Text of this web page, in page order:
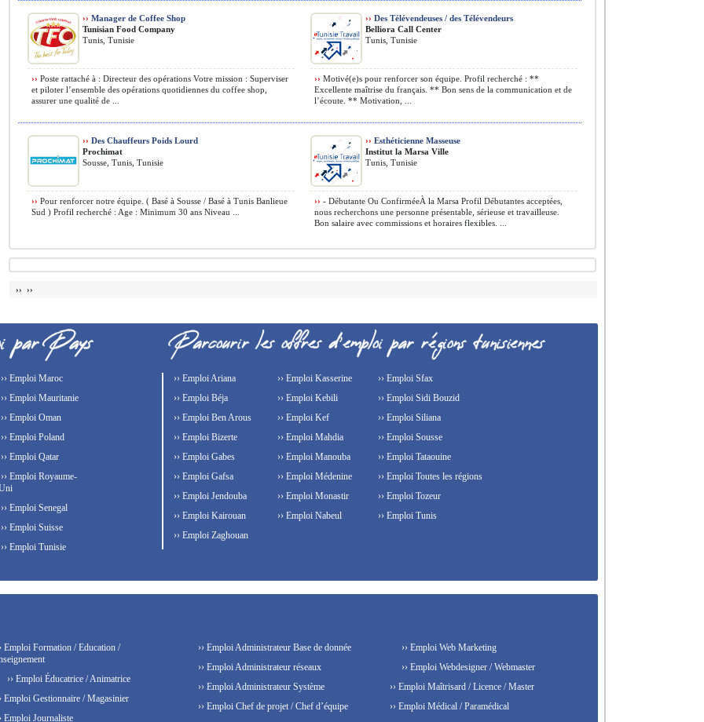
›› Manager de Coffee Shop
Tunisian Food Company
Tunis, Tunisie
›› Poste rattaché à : Directeur des opérations Votre mission : Superviser
et piloter l’ensemble des opérations quotidiennes du coffee shop,
assurer une qualité de ...
›› Des Télévendeuses / des Télévendeurs
Belliora Call Center
Tunis, Tunisie
›› Motivé(e)s pour renforcer son équipe. Profil recherché : **
Excellente maîtrise du français. ** Bon sens de la communication et de
l’écoute. ** Motivation, ...
›› Des Chauffeurs Poids Lourd
Prochimat
Sousse, Tunis, Tunisie
›› Pour renforcer notre équipe. ( Basé à Sousse / Basé à Tunis Banlieue
Sud ) Profil recherché : Age : Minimum 30 ans Niveau ...
›› Esthéticienne Masseuse
Institut la Marsa Ville
Tunis, Tunisie
›› - Débutante Ou ConfirméeÀ la Marsa Profil Débutantes acceptées,
nous recherchons une personne présentable, sérieuse et travailleuse.
Bon salaire avec commissions et horaires flexibles. ...
›› ››
›› Emploi Maroc
›› Emploi Mauritanie
›› Emploi Oman
›› Emploi Poland
›› Emploi Qatar
›› Emploi Royaume-
›› Emploi Senegal
›› Emploi Suisse
›› Emploi Tunisie
›› Emploi Ariana
›› Emploi Béja
›› Emploi Ben Arous
›› Emploi Bizerte
›› Emploi Gabes
›› Emploi Gafsa
›› Emploi Jendouba
›› Emploi Kairouan
›› Emploi Kasserine
›› Emploi Kebili
›› Emploi Kef
›› Emploi Mahdia
›› Emploi Manouba
›› Emploi Médenine
›› Emploi Monastir
›› Emploi Nabeul
›› Emploi Sfax
›› Emploi Sidi Bouzid
›› Emploi Siliana
›› Emploi Sousse
›› Emploi Tataouine
›› Emploi Toutes les régions
›› Emploi Tozeur
›› Emploi Tunis
›› Emploi Zaghouan
Emploi Formation / Education /
›› Emploi Éducatrice / Animatrice
Emploi Gestionnaire / Magasinier
Emploi Journaliste
›› Emploi Administrateur Base de donnée
›› Emploi Administrateur réseaux
›› Emploi Administrateur Système
›› Emploi Chef de projet / Chef d’équipe
›› Emploi Web Marketing
›› Emploi Webdesigner / Webmaster
›› Emploi Maîtrisard / Licence / Master
›› Emploi Médical / Paramédical